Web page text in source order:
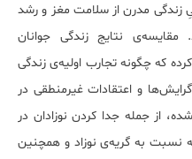
زندگی مدرن از سلامت مغز و رشد
نتایج زندگی جوانان
که چگونه تجارب اولیه‌ی زندگی
و اعتقادات غیرمنطقی در
از جمله جدا کردن نوزادان در
نسبت به گریه‌ی نوزاد و همچنین